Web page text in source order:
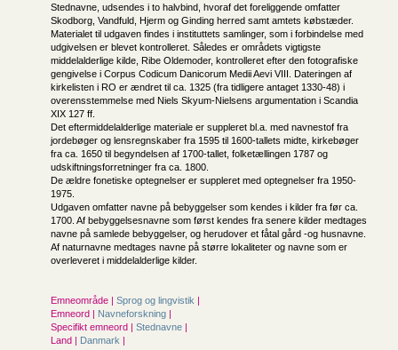
Stednavne, udsendes i to halvbind, hvoraf det foreliggende omfatter
Skodborg, Vandfuld, Hjerm og Ginding herred samt amtets købstæder.
Materialet til udgaven findes i instituttets samlinger, som i forbindelse med
udgivelsen er blevet kontrolleret. Således er områdets vigtigste
middelalderlige kilde, Ribe Oldemoder, kontrolleret efter den fotografiske
gengivelse i Corpus Codicum Danicorum Medii Aevi VIII. Dateringen af
kirkelisten i RO er ændret til ca. 1325 (fra tidligere antaget 1330-48) i
overensstemmelse med Niels Skyum-Nielsens argumentation i Scandia
XIX 127 ff.
Det eftermiddelalderlige materiale er suppleret bl.a. med navnestof fra
jordebøger og lensregnskaber fra 1595 til 1600-tallets midte, kirkebøger
fra ca. 1650 til begyndelsen af 1700-tallet, folketællingen 1787 og
udskiftningsforretninger fra ca. 1800.
De ældre fonetiske optegnelser er suppleret med optegnelser fra 1950-
1975.
Udgaven omfatter navne på bebyggelser som kendes i kilder fra før ca.
1700. Af bebyggelsesnavne som først kendes fra senere kilder medtages
navne på samlede bebyggelser, og herudover et fåtal gård -og husnavne.
Af naturnavne medtages navne på større lokaliteter og navne som er
overleveret i middelalderlige kilder.
Emneområde | Sprog og lingvistik |
Emneord | Navneforskning |
Specifikt emneord | Stednavne |
Land | Danmark |